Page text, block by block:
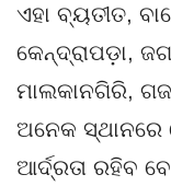
ଏହା ବ୍ୟତୀତ,
କେନ୍ଦ୍ରାପଡ଼ା,
ମାଲକାନଗିରି,
ଅନେକ ସ୍ଥାନରେ
ଆର୍ଦ୍ରତା ରହିବ